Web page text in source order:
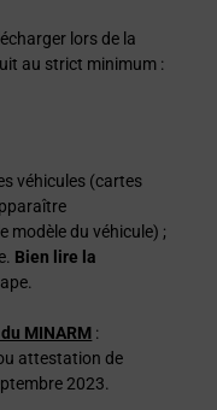
lors de la
au strict minimum :
véhicules (cartes
modèle du véhicule) ;
Bien lire la
MINARM :
attestation de
2023.